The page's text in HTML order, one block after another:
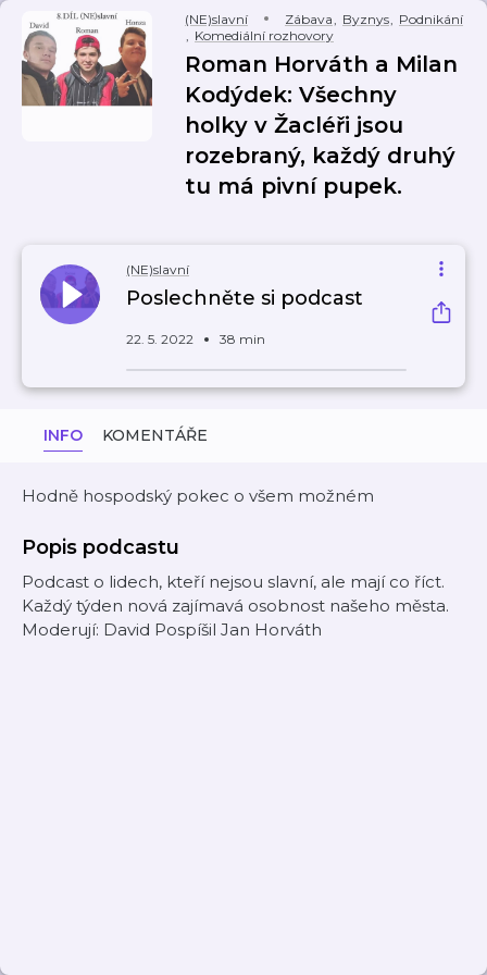
(NE)slavní Zábava, Byznys, Podnikání
, Komediální rozhovory
Roman Horváth a Milan
Kodýdek: Všechny
holky v Žacléři jsou
rozebraný, každý druhý
tu má pivní pupek.
(NE)slavní
Poslechněte si podcast
22. 5. 2022 38 min
INFO KOMENTÁŘE
Hodně hospodský pokec o všem možném
Popis podcastu
Podcast o lidech, kteří nejsou slavní, ale mají co říct.
Každý týden nová zajímavá osobnost našeho města.
Moderují: David Pospíšil Jan Horváth